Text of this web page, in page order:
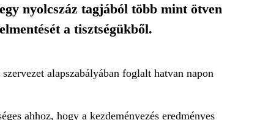
nyolcszáz tagjából több mint ötven
a tisztségükből.
alapszabályában foglalt hatvan napon
ahhoz, hogy a kezdeményezés eredményes